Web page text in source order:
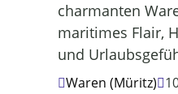
charmanten
maritimes Flair,
und
Waren (Müritz)